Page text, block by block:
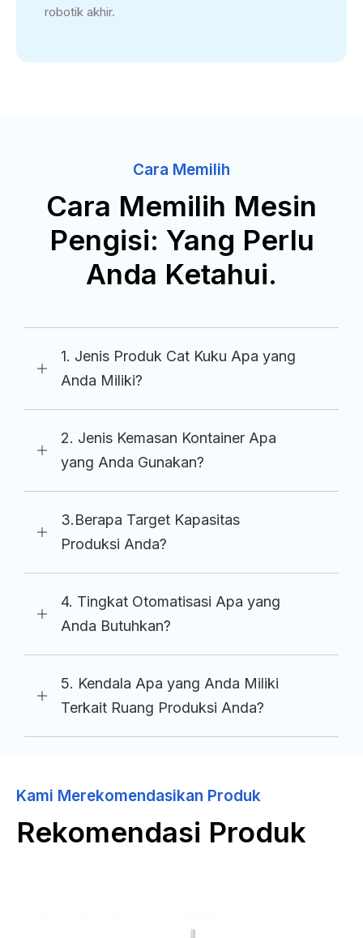
robotik akhir.
Cara Memilih
Cara Memilih Mesin
Pengisi: Yang Perlu
Anda Ketahui.
1. Jenis Produk Cat Kuku Apa yang
Anda Miliki?
2. Jenis Kemasan Kontainer Apa
yang Anda Gunakan?
3.Berapa Target Kapasitas
Produksi Anda?
4. Tingkat Otomatisasi Apa yang
Anda Butuhkan?
5. Kendala Apa yang Anda Miliki
Terkait Ruang Produksi Anda?
Kami Merekomendasikan Produk
Rekomendasi Produk